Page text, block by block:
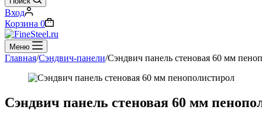
Вход
Корзина 0
Меню
Главная/Сэндвич-панели/Сэндвич панель стеновая 60 мм
Сэндвич панель стеновая 60 мм